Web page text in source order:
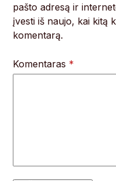
pašto adresą ir
įvesti iš naujo, kai kitą
komentarą.
Komentaras *